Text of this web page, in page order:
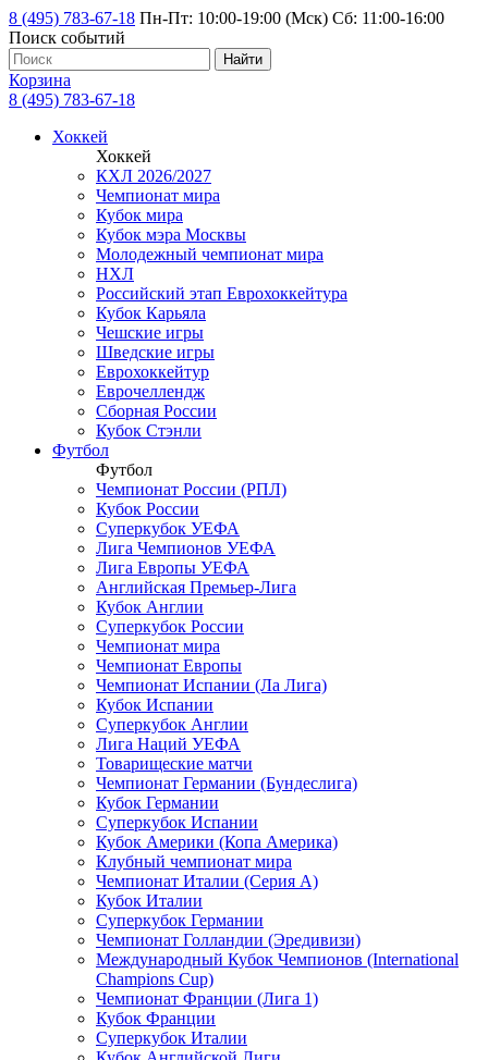
8 (495) 783-67-18 Пн-Пт: 10:00-19:00 (Мск) Сб: 11:00-16:00
Поиск событий
Найти
Корзина
8 (495) 783-67-18
Хоккей
Хоккей
КХЛ 2026/2027
Чемпионат мира
Кубок мира
Кубок мэра Москвы
Молодежный чемпионат мира
НХЛ
Российский этап Еврохоккейтура
Кубок Карьяла
Чешские игры
Шведские игры
Еврохоккейтур
Еврочеллендж
Сборная России
Кубок Стэнли
Футбол
Футбол
Чемпионат России (РПЛ)
Кубок России
Суперкубок УЕФА
Лига Чемпионов УЕФА
Лига Европы УЕФА
Английская Премьер-Лига
Кубок Англии
Суперкубок России
Чемпионат мира
Чемпионат Европы
Чемпионат Испании (Ла Лига)
Кубок Испании
Суперкубок Англии
Лига Наций УЕФА
Товарищеские матчи
Чемпионат Германии (Бундеслига)
Кубок Германии
Суперкубок Испании
Кубок Америки (Копа Америка)
Клубный чемпионат мира
Чемпионат Италии (Серия А)
Кубок Италии
Суперкубок Германии
Чемпионат Голландии (Эредивизи)
Международный Кубок Чемпионов (International
Champions Cup)
Чемпионат Франции (Лига 1)
Кубок Франции
Суперкубок Италии